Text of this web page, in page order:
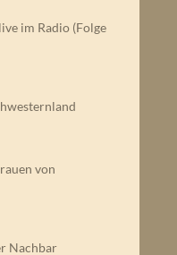
im Radio (Folge
von
Nachbar